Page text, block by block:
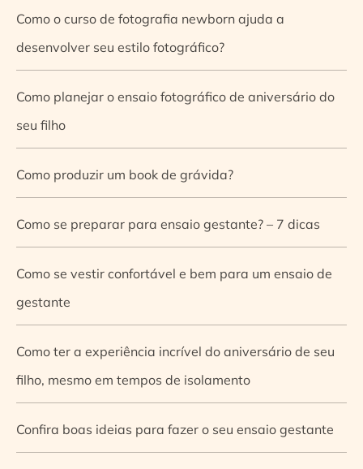
Como o curso de fotografia newborn ajuda a
desenvolver seu estilo fotográfico?
Como planejar o ensaio fotográfico de aniversário do
seu filho
Como produzir um book de grávida?
Como se preparar para ensaio gestante? – 7 dicas
Como se vestir confortável e bem para um ensaio de
gestante
Como ter a experiência incrível do aniversário de seu
filho, mesmo em tempos de isolamento
Confira boas ideias para fazer o seu ensaio gestante